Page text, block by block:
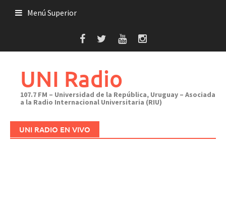
Menú Superior
UNI Radio
107.7 FM – Universidad de la República, Uruguay – Asociada
a la Radio Internacional Universitaria (RIU)
UNI RADIO EN VIVO